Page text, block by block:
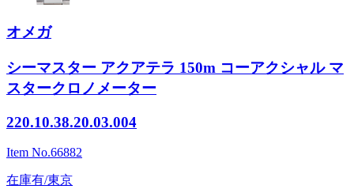
オメガ
シーマスター アクアテラ 150m コーアクシャル マ
スタークロノメーター
220.10.38.20.03.004
Item No.66882
在庫有/東京